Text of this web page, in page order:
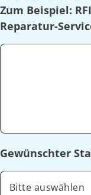
Zum Beispiel:
Reparatur-
Gewünschter
Bitte auswählen